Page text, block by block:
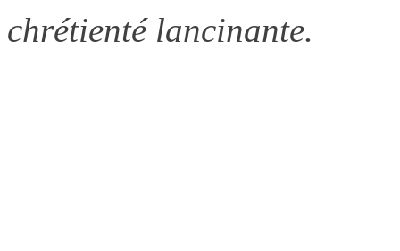
chrétienté lancinante.